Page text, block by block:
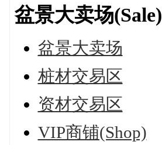
盆景大卖场(Sale)
盆景大卖场
桩材交易区
资材交易区
VIP商铺(Shop)